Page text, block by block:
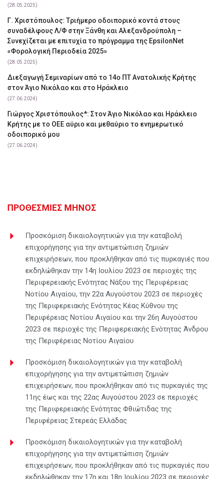
(28.05.2025)
Γ. Χριστόπουλος: Tριήμερο οδοιπορικό κοντά στους
συναδέλφους Λ/Φ στην Ξάνθη και Αλεξανδρούπολη –
Συνεχίζεται με επιτυχία το πρόγραμμα της EpsilonNet
«Φορολογική Περιοδεία 2025»
(28.05.2025)
Διεξαγωγή Σεμιναρίων από το 14ο ΠΤ Ανατολικής Κρήτης
στον Άγιο Νικόλαο και στο Ηράκλειο
(27.06.2024)
Γιώργος Χριστόπουλος*: Στον Άγιο Νικόλαο και Ηράκλειο
Κρήτης με το ΟΕΕ αύριο και μεθαύριο το ενημερωτικό
οδοιπορικό μου
(27.06.2024)
ΠΡΟΘΕΣΜΙΕΣ ΜΗΝΟΣ
Προσκόμιση δικαιολογητικών για την καταβολή
επιχορήγησης για την αντιμετώπιση ζημιών
επιχειρήσεων, που προκλήθηκαν από τις πυρκαγιές που
εκδηλώθηκαν την 14η Ιουλίου 2023 σε περιοχές της
Περιφερειακής Ενότητας Νάξου της Περιφέρειας
Νοτίου Αιγαίου, την 22α Αυγούστου 2023 σε περιοχές
της Περιφερειακής Ενότητας Κέας Κύθνου της
Περιφέρειας Νοτίου Αιγαίου και την 26η Αυγούστου
2023 σε περιοχές της Περιφερειακής Ενότητας Άνδρου
της Περιφέρειας Νοτίου Αιγαίου
Προσκόμιση δικαιολογητικών για την καταβολή
επιχορήγησης για την αντιμετώπιση ζημιών
επιχειρήσεων, που προκλήθηκαν από τις πυρκαγιές της
11ης έως και της 22ας Αυγούστου 2023 σε περιοχές
της Περιφερειακής Ενότητας Φθιώτιδας της
Περιφέρειας Στερεάς Ελλάδας
Προσκόμιση δικαιολογητικών για την καταβολή
επιχορήγησης για την αντιμετώπιση ζημιών
επιχειρήσεων, που προκλήθηκαν από τις πυρκαγιές που
εκδηλώθηκαν την 17η και 18η Ιουλίου 2023 σε περιοχές